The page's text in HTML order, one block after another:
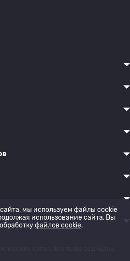
контор. Все права защищены.
мы используем файлы cookie
использование сайта, Вы
файлов cookie.